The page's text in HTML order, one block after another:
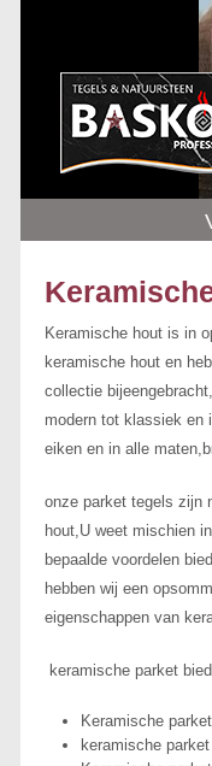
Keramische hout is in
keramische hout en
collectie
modern tot klassiek
eiken en in alle
onze parket tegels zijn
hout,U weet mischien
bepaalde voordelen
hebben wij een
eigenschappen van
keramische parket
Keramische
keramische